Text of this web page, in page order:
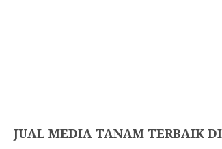
JUAL MEDIA TANAM TERBAIK